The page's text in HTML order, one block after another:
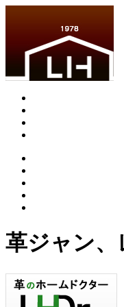
革ジャン